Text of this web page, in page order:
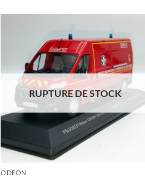
RUPTURE DE STOCK
ODEON